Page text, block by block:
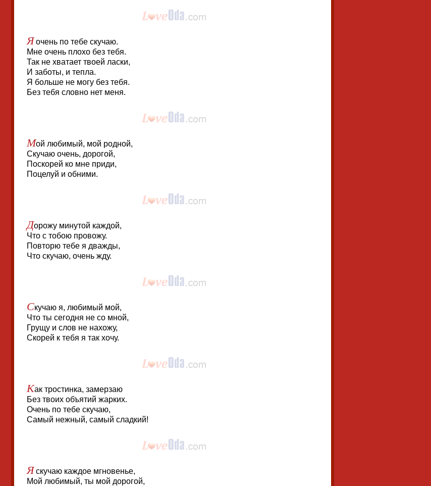
Я очень по тебе скучаю.
Мне очень плохо без тебя.
Так не хватает твоей ласки,
И заботы, и тепла.
Я больше не могу без тебя.
Без тебя словно нет меня.
Мой любимый, мой родной,
Скучаю очень, дорогой,
Поскорей ко мне приди,
Поцелуй и обними.
Дорожу минутой каждой,
Что с тобою провожу.
Повторю тебе я дважды,
Что скучаю, очень жду.
Скучаю я, любимый мой,
Что ты сегодня не со мной,
Грущу и слов не нахожу,
Скорей к тебя я так хочу.
Как тростинка, замерзаю
Без твоих объятий жарких.
Очень по тебе скучаю,
Самый нежный, самый сладкий!
Я скучаю каждое мгновенье,
Мой любимый, ты мой дорогой,